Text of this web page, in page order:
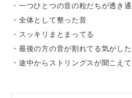
・一つひとつの音の粒だちが透き
・全体として整った音
・スッキリまとまってる
・最後の方の音が割れてる気がした
・途中からストリングスが聞こえ